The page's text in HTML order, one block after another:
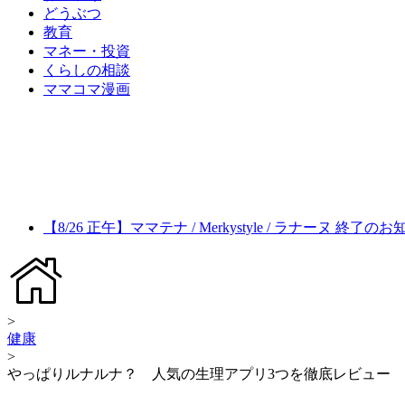
どうぶつ
教育
マネー・投資
くらしの相談
ママコマ漫画
【8/26 正午】ママテナ / Merkystyle / ラナーヌ 終了のお
>
健康
>
やっぱりルナルナ？ 人気の生理アプリ3つを徹底レビュー